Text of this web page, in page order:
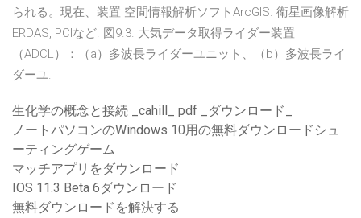
られる。現在、装置 空間情報解析ソフトArcGIS. 衛星画像解析
ERDAS, PCIなど. 図9.3. 大気データ取得ライダー装置
（ADCL）：（a）多波長ライダーユニット、（b）多波長ライ
ダーユ.
生化学の概念と接続 _cahill_ pdf _ダウンロード_
ノートパソコンのWindows 10用の無料ダウンロードシュ
ーティングゲーム
マッチアプリをダウンロード
IOS 11.3 Beta 6ダウンロード
無料ダウンロードを解決する